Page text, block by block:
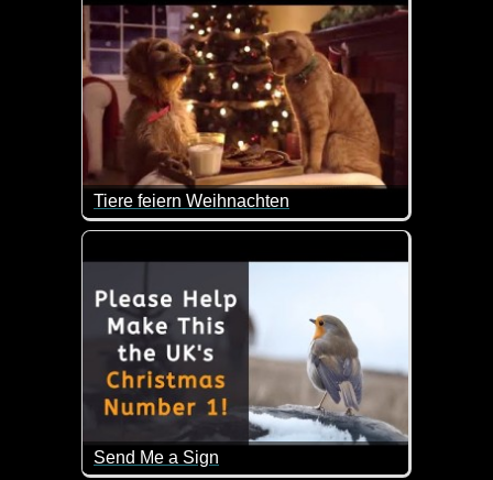
Tiere feiern Weihnachten
Wie lieb und friedlich hier das Weihnachtsfest ist.
Send Me a Sign